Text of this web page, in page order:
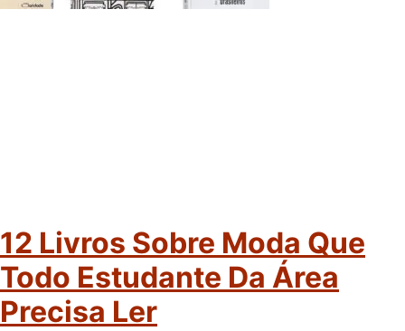
12 Livros Sobre Moda Que
Todo Estudante Da Área
Precisa Ler